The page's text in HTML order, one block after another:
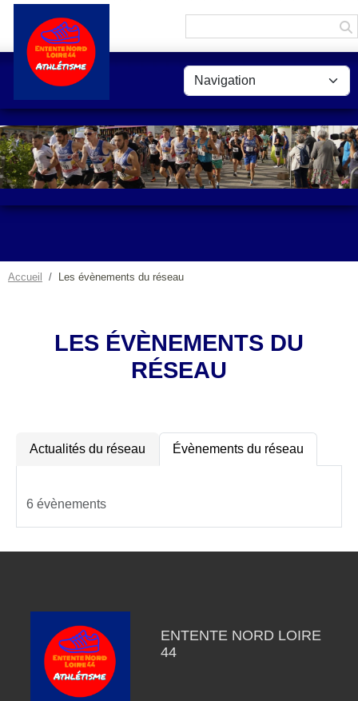
Accueil Les évènements du réseau
LES ÉVÈNEMENTS DU
RÉSEAU
Actualités du réseau Évènements du réseau
6 évènements
ENTENTE NORD LOIRE
44